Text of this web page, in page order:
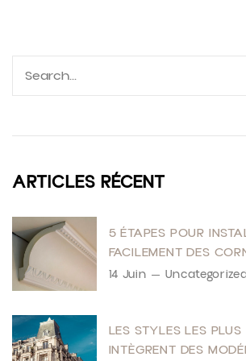
ARTICLES RÉCENT
5 ÉTAPES POUR
FACILEMENT DES
MOULURES
14 Juin
LES STYLES LES
INTÈGRENT DES